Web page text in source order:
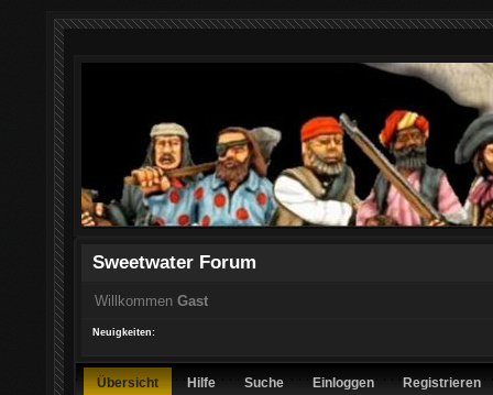
Sweetwater Forum
Willkommen Gast
Neuigkeiten:
Übersicht Hilfe Suche Einloggen Registrieren